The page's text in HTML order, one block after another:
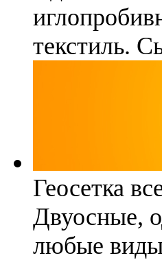
текстиль.
Геосетка
Двуосные,
любые виды